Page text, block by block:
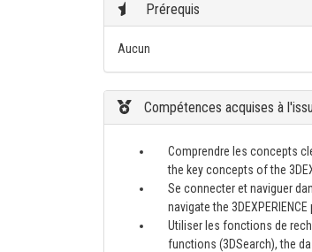
Prérequis
Aucun
Compétences acquises à
Comprendre les concepts
the key concepts of the
Se connecter et naviguer
navigate the
Utiliser les fonctions de
functions (3DSearch), the